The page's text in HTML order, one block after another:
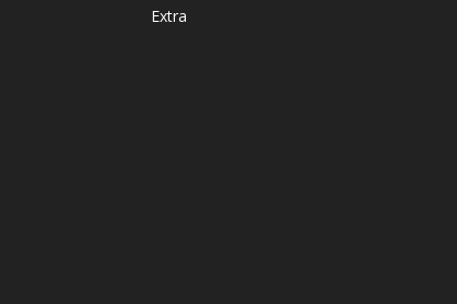
Extra